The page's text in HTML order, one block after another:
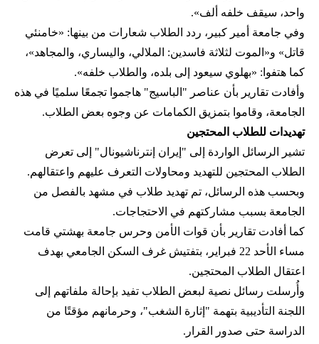
واحد، سيقف خلفه ألف».
وفي جامعة أمير كبير، ردد الطلاب شعارات من بينها: «خامنئي
قاتل» و«الموت لثلاثة فاسدين: الملالي، واليساري، والمجاهد»،
كما هتفوا: «بهلوي سيعود إلى بلده، والطلاب خلفه».
وأفادت تقارير بأن عناصر "الباسيج" هاجموا تجمعًا سلميًا في هذه
الجامعة، وقاموا بتمزيق الكمامات عن وجوه بعض الطلاب.
تهديدات للطلاب المحتجين
تشير الرسائل الواردة إلى "إيران إنترناشيونال" إلى تعرض
الطلاب المحتجين للتهديد ومحاولات التعرف عليهم واعتقالهم.
وبحسب هذه الرسائل، تم تهديد طلاب في مشهد بالفصل من
الجامعة بسبب مشاركتهم في الاحتجاجات.
كما أفادت تقارير بأن قوات الأمن وحرس جامعة بهشتي قامت
مساء الأحد 22 فبراير، بتفتيش غرف السكن الجامعي بهدف
اعتقال الطلاب المحتجين.
وأُرسلت رسائل نصية لبعض الطلاب تفيد بإحالة ملفاتهم إلى
اللجنة التأديبية بتهمة "إثارة الشغب"، وحرمانهم مؤقتًا من
الدراسة حتى صدور القرار.